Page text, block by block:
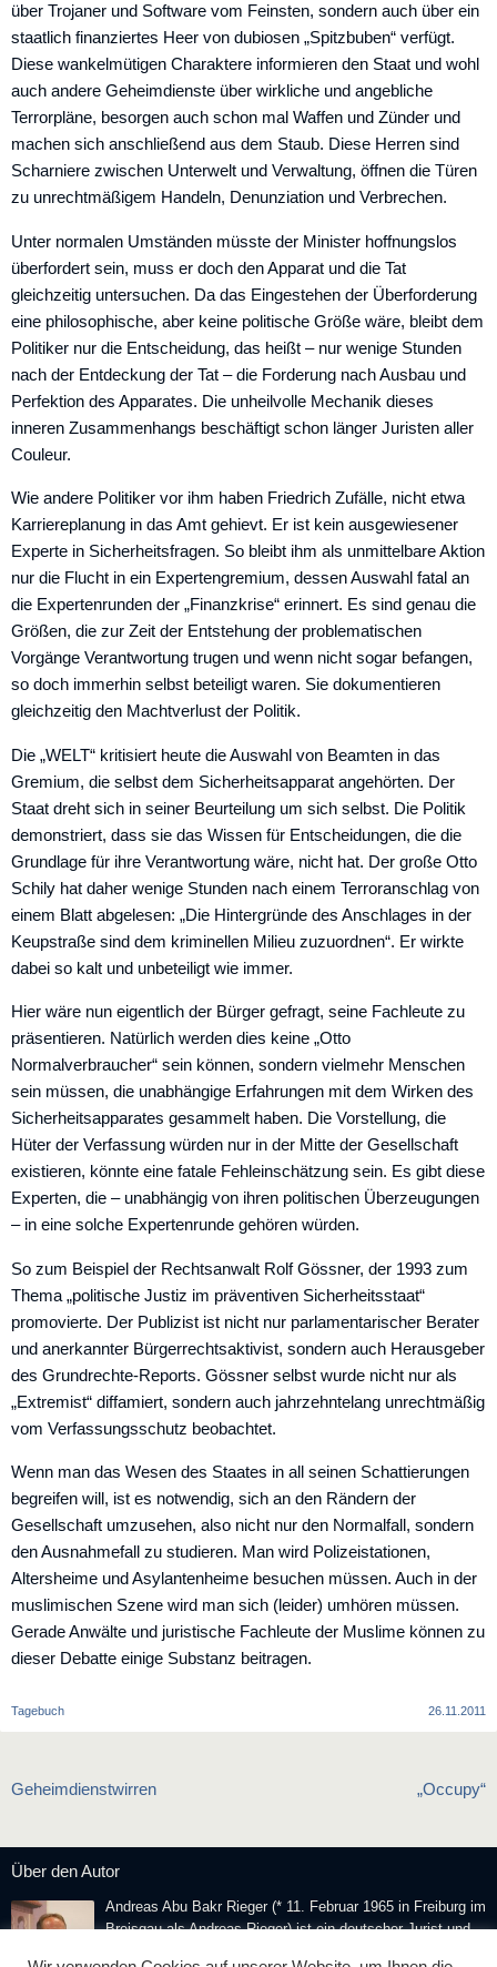
über Trojaner und Software vom Feinsten, sondern auch über ein
staatlich finanziertes Heer von dubiosen „Spitzbuben“ verfügt.
Diese wankelmütigen Charaktere informieren den Staat und wohl
auch andere Geheimdienste über wirkliche und angebliche
Terrorpläne, besorgen auch schon mal Waffen und Zünder und
machen sich anschließend aus dem Staub. Diese Herren sind
Scharniere zwischen Unterwelt und Verwaltung, öffnen die Türen
zu unrechtmäßigem Handeln, Denunziation und Verbrechen.
Unter normalen Umständen müsste der Minister hoffnungslos
überfordert sein, muss er doch den Apparat und die Tat
gleichzeitig untersuchen. Da das Eingestehen der Überforderung
eine philosophische, aber keine politische Größe wäre, bleibt dem
Politiker nur die Entscheidung, das heißt – nur wenige Stunden
nach der Entdeckung der Tat – die Forderung nach Ausbau und
Perfektion des Apparates. Die unheilvolle Mechanik dieses
inneren Zusammenhangs beschäftigt schon länger Juristen aller
Couleur.
Wie andere Politiker vor ihm haben Friedrich Zufälle, nicht etwa
Karriereplanung in das Amt gehievt. Er ist kein ausgewiesener
Experte in Sicherheitsfragen. So bleibt ihm als unmittelbare Aktion
nur die Flucht in ein Expertengremium, dessen Auswahl fatal an
die Expertenrunden der „Finanzkrise“ erinnert. Es sind genau die
Größen, die zur Zeit der Entstehung der problematischen
Vorgänge Verantwortung trugen und wenn nicht sogar befangen,
so doch immerhin selbst beteiligt waren. Sie dokumentieren
gleichzeitig den Machtverlust der Politik.
Die „WELT“ kritisiert heute die Auswahl von Beamten in das
Gremium, die selbst dem Sicherheitsapparat angehörten. Der
Staat dreht sich in seiner Beurteilung um sich selbst. Die Politik
demonstriert, dass sie das Wissen für Entscheidungen, die die
Grundlage für ihre Verantwortung wäre, nicht hat. Der große Otto
Schily hat daher wenige Stunden nach einem Terroranschlag von
einem Blatt abgelesen: „Die Hintergründe des Anschlages in der
Keupstraße sind dem kriminellen Milieu zuzuordnen“. Er wirkte
dabei so kalt und unbeteiligt wie immer.
Hier wäre nun eigentlich der Bürger gefragt, seine Fachleute zu
präsentieren. Natürlich werden dies keine „Otto
Normalverbraucher“ sein können, sondern vielmehr Menschen
sein müssen, die unabhängige Erfahrungen mit dem Wirken des
Sicherheitsapparates gesammelt haben. Die Vorstellung, die
Hüter der Verfassung würden nur in der Mitte der Gesellschaft
existieren, könnte eine fatale Fehleinschätzung sein. Es gibt diese
Experten, die – unabhängig von ihren politischen Überzeugungen
– in eine solche Expertenrunde gehören würden.
So zum Beispiel der Rechtsanwalt Rolf Gössner, der 1993 zum
Thema „politische Justiz im präventiven Sicherheitsstaat“
promovierte. Der Publizist ist nicht nur parlamentarischer Berater
und anerkannter Bürgerrechtsaktivist, sondern auch Herausgeber
des Grundrechte-Reports. Gössner selbst wurde nicht nur als
„Extremist“ diffamiert, sondern auch jahrzehntelang unrechtmäßig
vom Verfassungsschutz beobachtet.
Wenn man das Wesen des Staates in all seinen Schattierungen
begreifen will, ist es notwendig, sich an den Rändern der
Gesellschaft umzusehen, also nicht nur den Normalfall, sondern
den Ausnahmefall zu studieren. Man wird Polizeistationen,
Altersheime und Asylantenheime besuchen müssen. Auch in der
muslimischen Szene wird man sich (leider) umhören müssen.
Gerade Anwälte und juristische Fachleute der Muslime können zu
dieser Debatte einige Substanz beitragen.
Tagebuch 26.11.2011
Beitragsnavigation
Geheimdienstwirren „Occupy“
Über den Autor
Andreas Abu Bakr Rieger (* 11. Februar 1965 in Freiburg im
Breisgau als Andreas Rieger) ist ein deutscher Jurist und